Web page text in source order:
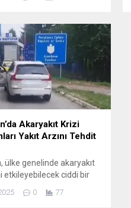
“Sıla Yolu” olarak
bu yıl hem hava
sert geçeceği hem de
yoğun bir döneme
nedeniyle trafik
kırılması bekleniyor.
özellikle 12–24 Aralık
Akaryakıt Krizi
Yakıt Arzını Tehdit
ülke genelinde akaryakıt
etkileyebilecek ciddi bir
karşıya. Ülkenin en
tek büyük ölçekli rafinerisi
0 77